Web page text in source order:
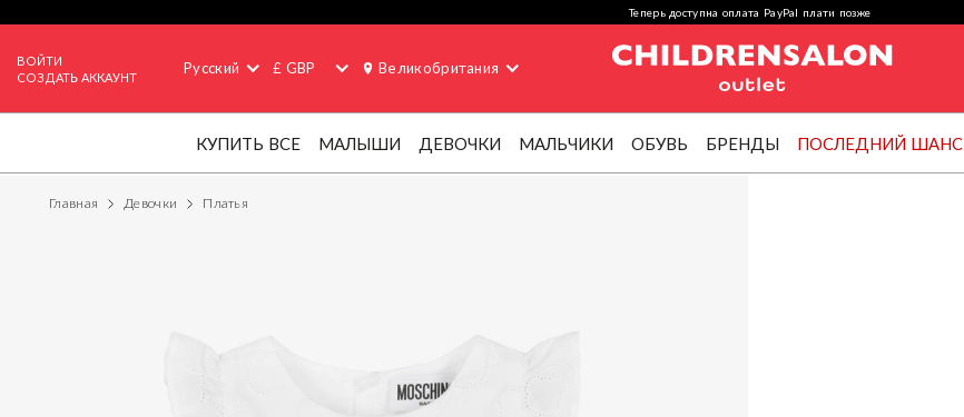
Теперь доступна оплата PayPal плати позже
ВОЙТИ
СОЗДАТЬ АККАУНТ
Русский £ GBP Великобритания
КУПИТЬ ВСЕ МАЛЫШИ ДЕВОЧКИ МАЛЬЧИКИ ОБУВЬ БРЕНДЫ ПОСЛЕДНИЙ ШАНС
Главная Девочки Платья